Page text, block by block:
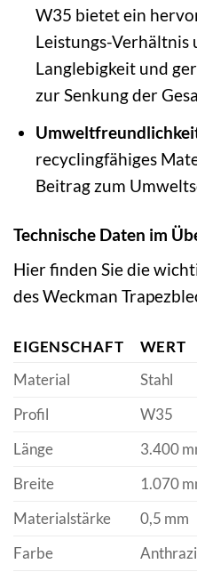
W35 bietet ein
Leistungs-Verhältnis
Langlebigkeit und
zur Senkung der
recyclingfähiges
Beitrag zum
Technische Daten im
Hier finden Sie die
des Weckman
EIGENSCHAFT
WERT
Material
Stahl
Profil
W35
Länge
3.400
Breite
1.070
Materialstärke
0,5 mm
Farbe